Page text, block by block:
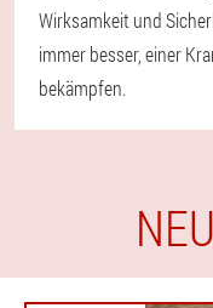
Wirksamkeit und
immer besser, einer
bekämpfen.